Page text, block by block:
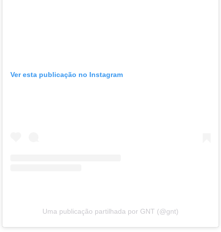
Ver esta publicação no Instagram
Uma publicação partilhada por GNT (@gnt)